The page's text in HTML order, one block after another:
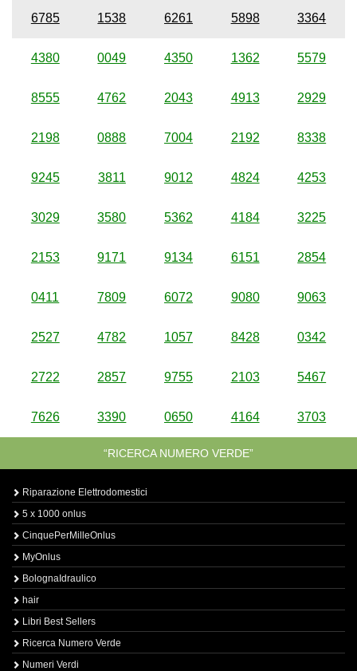
6785 1538 6261 5898 3364
4380 0049 4350 1362 5579
8555 4762 2043 4913 2929
2198 0888 7004 2192 8338
9245 3811 9012 4824 4253
3029 3580 5362 4184 3225
2153 9171 9134 6151 2854
0411 7809 6072 9080 9063
2527 4782 1057 8428 0342
2722 2857 9755 2103 5467
7626 3390 0650 4164 3703
“RICERCA NUMERO VERDE”
Riparazione Elettrodomestici
5 x 1000 onlus
CinquePerMilleOnlus
MyOnlus
BolognaIdraulico
hair
Libri Best Sellers
Ricerca Numero Verde
Numeri Verdi